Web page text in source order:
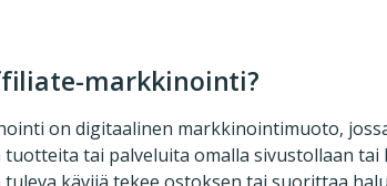
markkinointi?
on digitaalinen markkinointimuoto,
tai palveluita omalla sivustollaan